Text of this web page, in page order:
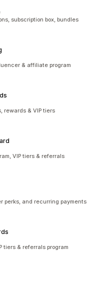
subscription box, bundles
& affiliate program
rewards & VIP tiers
VIP tiers & referrals
perks, and recurring payments
tiers & referrals program